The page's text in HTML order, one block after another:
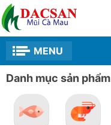
MENU
Danh mục sản phẩm